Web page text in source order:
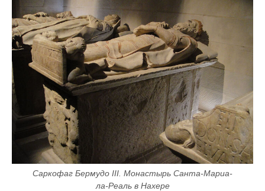
Саркофаг Бермудо III. Монастырь Санта-Мариа-
ла-Реаль в Нахере